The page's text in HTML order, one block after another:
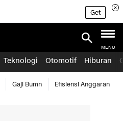
Get
MENU
Teknologi Otomotif Hiburan
Gaji Bumn Efisiensi Anggaran